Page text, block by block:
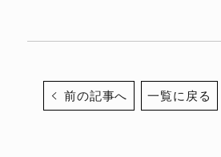
前の記事へ 一覧に戻る